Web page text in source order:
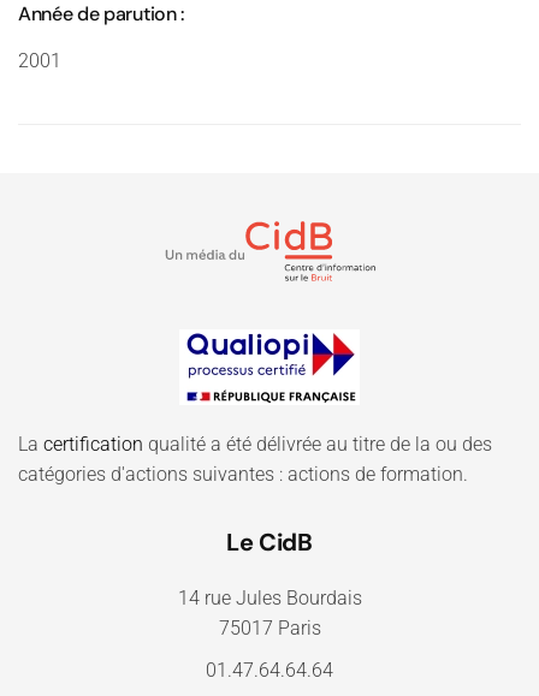
Année de parution :
2001
La certification qualité a été délivrée au titre de la ou des
catégories d'actions suivantes : actions de formation.
Le CidB
14 rue Jules Bourdais
75017 Paris
01.47.64.64.64